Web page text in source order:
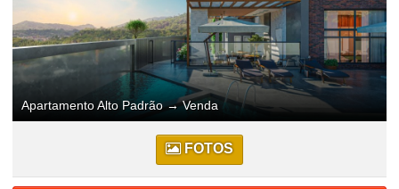
Apartamento Alto Padrão→Venda
FOTOS